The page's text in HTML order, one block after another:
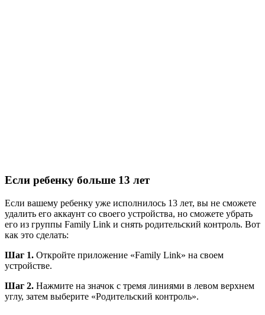
Если ребенку больше 13 лет
Если вашему ребенку уже исполнилось 13 лет, вы не сможете
удалить его аккаунт со своего устройства, но сможете убрать
его из группы Family Link и снять родительский контроль. Вот
как это сделать:
Шаг 1. Откройте приложение «Family Link» на своем
устройстве.
Шаг 2. Нажмите на значок с тремя линиями в левом верхнем
углу, затем выберите «Родительский контроль».